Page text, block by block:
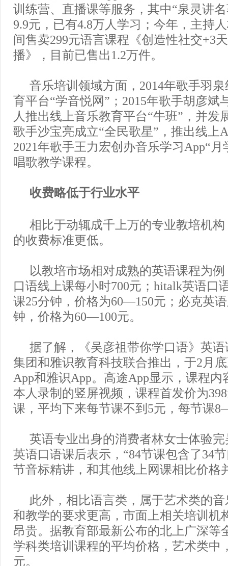
训练营、直播课等服务，其中“泉灵讲
9.9元，已有4.8万人学习；今年，主持
间售卖299元语言课程《创造性社交+3
播》，目前已售出1.2万件。
音乐培训领域方面，2014年歌手羽
育平台“学音悦网”；2015年歌手胡彦斌
人推出线上音乐教育平台“牛班”，并发
歌手沙宝亮成立“全民歌星”，推出线上
2021年歌手王力宏创办音乐学习App“月
唱歌教学课程。
收费略低于行业水平
相比于动辄成千上万的专业教培机
的收费标准更低。
以教培市场相对成熟的英语课程为
口语线上课每小时700元；hitalk英语口
课25分钟，价格为60—150元；必克英
钟，价格为60—100元。
据了解，《吴彦祖带你学口语》英
集团和雅识教育科技联合推出，于2月
App和雅识App。高途App显示，课程内
本人录制的竖屏视频，课程首发价为
课，平均下来每节课不到5元，每节课
英语专业出身的消费者林女士体验
英语口语课后表示，“84节课包含了34
节音标精讲，和其他线上网课相比价格
此外，相比语言类，属于艺术类的
和教学的要求更高，市面上相关培训机
昂贵。据教育部最新公布的北上广深等
学科类培训课程的平均价格，艺术类中
元。